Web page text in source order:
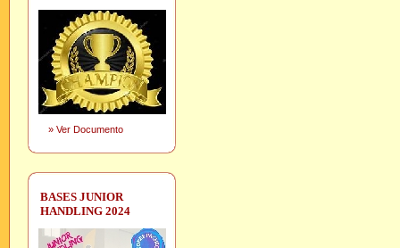
» Ver Documento
BASES JUNIOR
HANDLING 2024